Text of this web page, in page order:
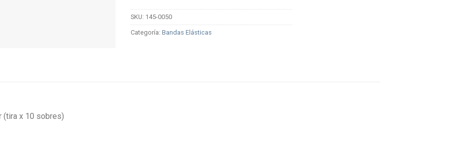
SKU: 145-0050
Categoría: Bandas Elásticas
(tira x 10 sobres)